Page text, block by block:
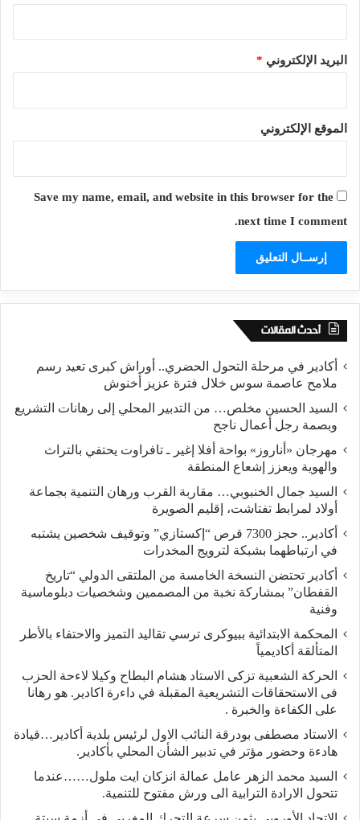
البريد الإلكتروني *
الموقع الإلكتروني
Save my name, email, and website in this browser for the
next time I comment.
أحدث المقالات
أكادير في مرحلة التحول الحضري.. أوراش كبرى تعيد رسم
ملامح عاصمة سوس خلال فترة عزيز أخنوش
السيد الحسين مخلص… من التدبير المحلي إلى رهانات التشريع
وبصمة رجل أعمال ناجح
مهرجان «أناروز» بواحة أفلا إغير ـ تافراوت يحتفي بالتراث
والهوية ويعزز إشعاع المنطقة
السيد جمال الخنبوبي… مقاربة القرب ورهان التنمية بجماعة
أولاد لمرابط تفتاشت، إقليم الصويرة
أكادير.. حجز 7300 قرص “إكستازي” وتوقيف شخصين يشتبه
في ارتباطهما بشبكة لترويج المخدرات
أكادير تحتضن النسخة الخامسة من الملتقى الدولي “تاريخ
القفطان” بمشاركة نخبة من المصممين وشخصيات دبلوماسية
وفنية
المحكمة الابتدائية ببيوكرى ترسي تقاليد التميز والاحتفاء بالأطر
المتألقة أكاديمياً
الحركة الشعبية تزكى الاستاد هشام البطاح وكيلا لاءحة الحزب
فى الاستحقاقات التشريعية المقبلة في داءرة اكادير. هو رهانا
على الكفاءة والخبرة .
الاستاد مصطفى بودرقة النائب الاول لرئيس بلدية أكادير…قيادة
هادءة وحضور مؤتر في تدبير الشأن المحلي بأكادير.
السيد محمد الزهر عامل عمالة انزكان ايت ملول……عندما
تتحول الارادة الترابية الى ورش مفتوح للتنمية.